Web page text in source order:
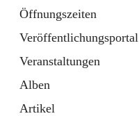
Öffnungszeiten
Veröffentlichungsportal
Veranstaltungen
Alben
Artikel